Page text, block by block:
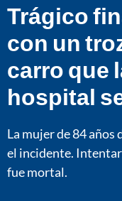
Trágico
con un
carro que
hospital
La mujer de 84
el incidente.
fue mortal.